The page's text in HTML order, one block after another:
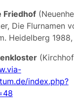
Friedhof
Die Flurnamen
Heidelberg
index.php?